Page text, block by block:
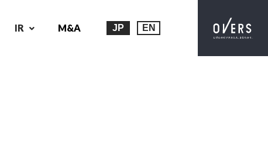
IR M&A JP EN